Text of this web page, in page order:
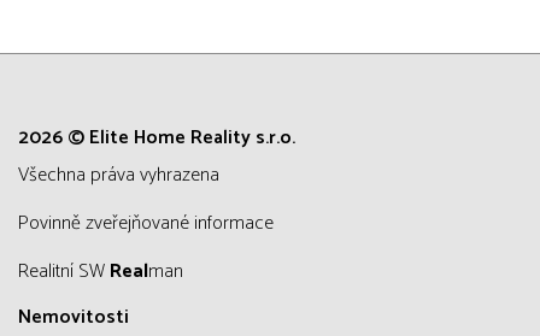
2026 © Elite Home Reality s.r.o.
všechna práva vyhrazena
Povinně zveřejňované informace
Realitní SWRealman
Nemovitosti